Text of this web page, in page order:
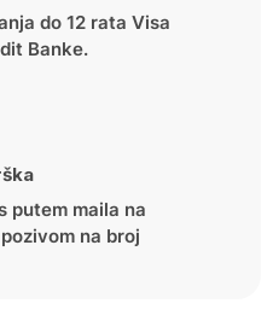
do 12 rata Visa
Banke.
putem maila na
na broj